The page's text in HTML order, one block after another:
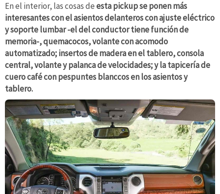
En el interior, las cosas deesta pickup se ponen más
interesantes con el asientos delanteros con ajuste eléctrico
y soporte lumbar -el del conductor tiene función de
memoria-, quemacocos, volante con acomodo
automatizado; insertos de madera en el tablero, consola
central, volante y palanca de velocidades; y la tapicería de
cuero café con pespuntes blanccos en los asientos y
tablero.